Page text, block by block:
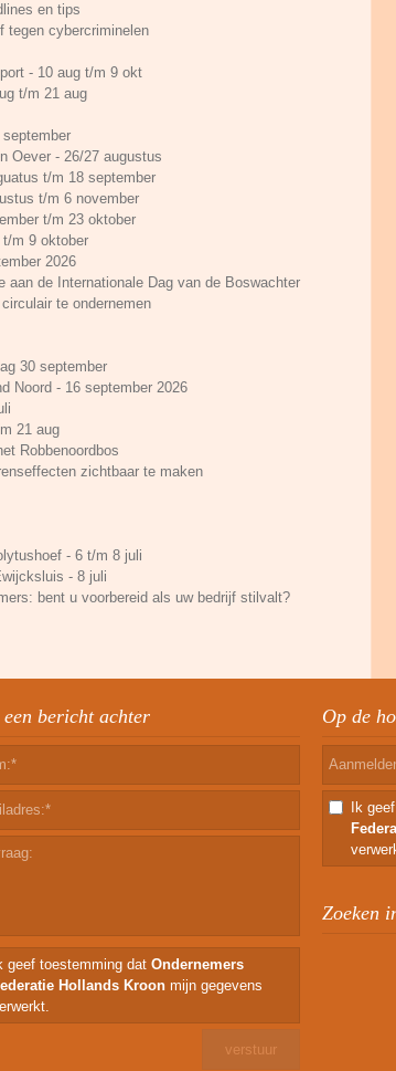
en tips
tegen cybercriminelen
- 10 aug t/m 9 okt
t/m 21 aug
Oever - 26/27 augustus
t/m 18 september
t/m 6 november
t/m 23 oktober
m 9 oktober
2026
de Internationale Dag van de Boswachter
te ondernemen
30 september
Noord - 16 september 2026
21 aug
Robbenoordbos
zichtbaar te maken
- 6 t/m 8 juli
- 8 juli
bent u voorbereid als uw bedrijf stilvalt?
bericht achter
geef toestemming dat Ondernemers
Hollands Kroon mijn gegevens
Op de
Ik
Zoeken